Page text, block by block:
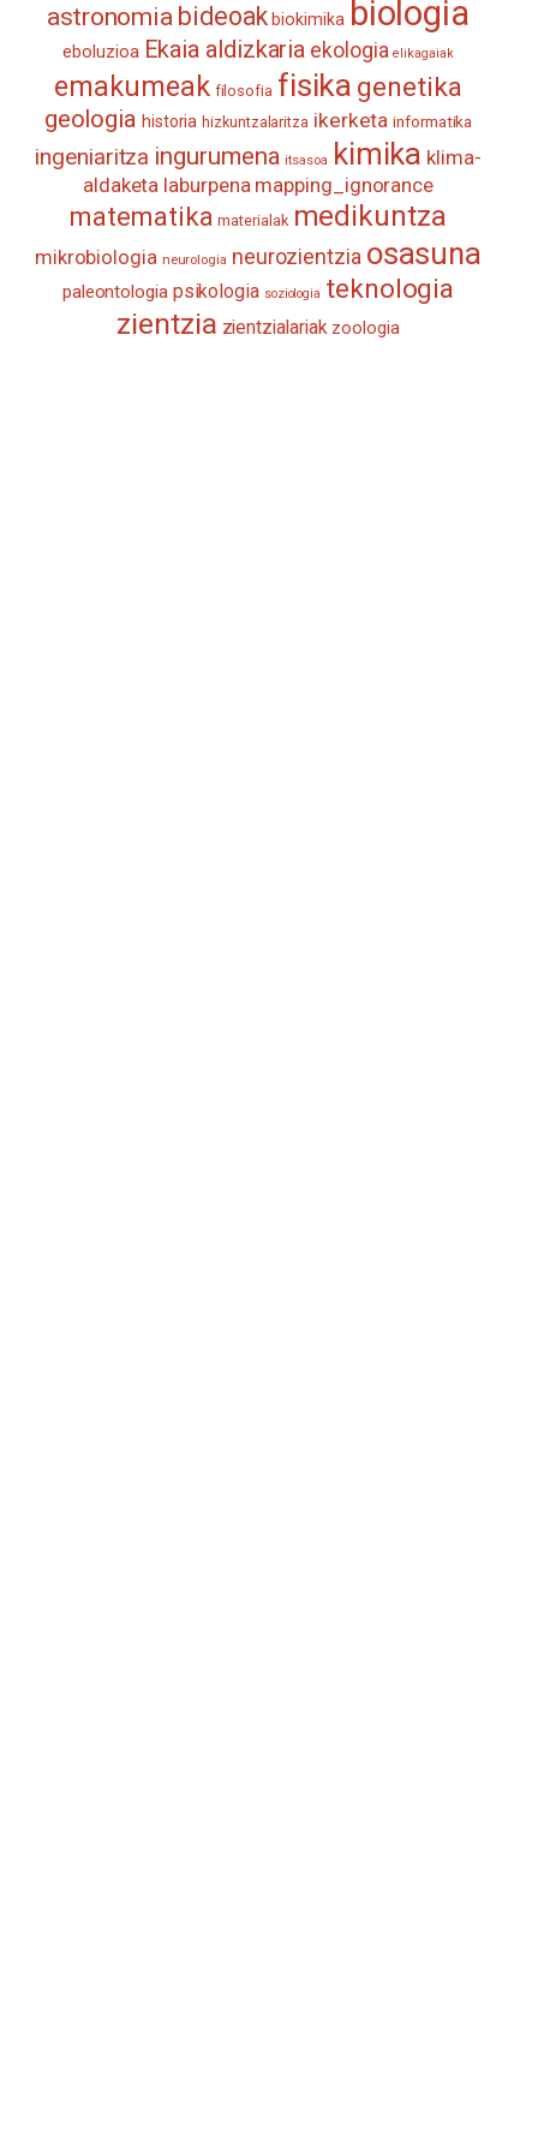
astronomia bideoak biokimika biologia
eboluzioa Ekaia aldizkaria ekologia elikagaiak
emakumeak filosofia fisika genetika
geologia historia hizkuntzalaritza ikerketa informatika
ingeniaritza ingurumena itsasoa kimika klima-
aldaketa laburpena mapping_ignorance
matematika materialak medikuntza
mikrobiologia neurologia neurozientzia osasuna
paleontologia psikologia soziologia teknologia
zientzia zientzialariak zoologia